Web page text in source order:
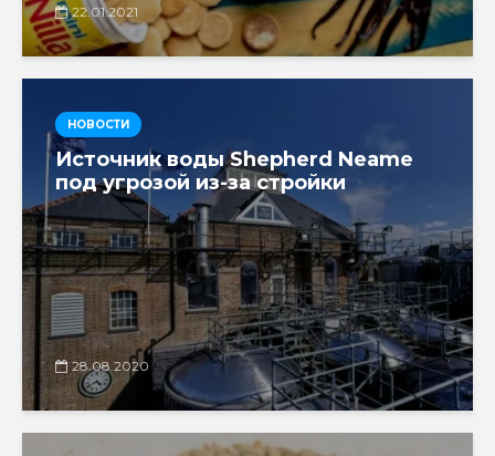
22.01.2021
НОВОСТИ
Источник воды Shepherd Neame
под угрозой из-за стройки
28.08.2020